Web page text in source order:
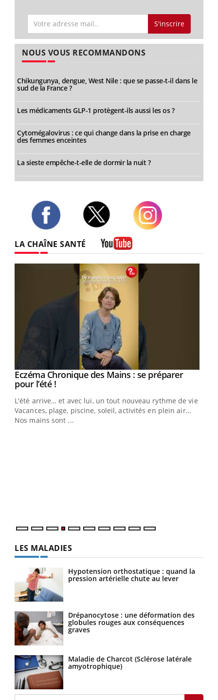
S'inscrire
NOUS VOUS RECOMMANDONS
Chikungunya, dengue, West Nile : que se passe-t-il dans le
sud de la France ?
Les médicaments GLP-1 protègent-ils aussi les os ?
Cytomégalovirus : ce qui change dans la prise en charge
des femmes enceintes
La sieste empêche-t-elle de dormir la nuit ?
LA CHAÎNE SANTÉ
Youtube
Eczéma Chronique des Mains : se préparer
pour l’été !Youtube
L'été arrive… et avec lui, un tout nouveau rythme de vie !
Vacances, plage, piscine, soleil, activités en plein air…
Nos mains sont ...
LES MALADIES
Hypotension orthostatique : quand la
pression artérielle chute au lever
Drépanocytose : une déformation des
globules rouges aux conséquences
graves
Maladie de Charcot (Sclérose latérale
amyotrophique)